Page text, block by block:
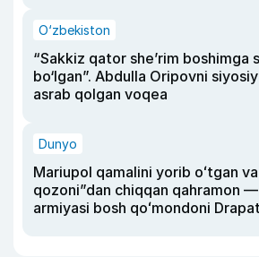
O‘zbekiston
“Sakkiz qator she’rim boshimga
bo‘lgan”. Abdulla Oripovni
asrab qolgan voqea
Dunyo
Mariupol qamalini yorib oʻtgan
qozoni”dan chiqqan qahramon
armiyasi bosh qoʻmondoni